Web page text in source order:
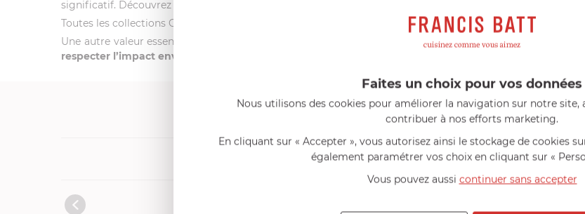
significatif. Découvrez l’
Toutes les collections Cristel offrent ergonomie, design, simplicité d’utilisation, et technicité.
Une autre valeur essentielle de la marque : l’environnement.
Depuis plus de 20 ansdéjà, la marque
respecter l’impact environnemental de chacun de ses produits de la conception à la réalisation
FRANCIS BATT RECOMMANDE
Produits conseillés Consommables complémentaires
Faites un choix pour vos données
Nous utilisons des cookies pour améliorer la navigation sur notre site,
contribuer à nos efforts marketing.
En cliquant sur « Accepter », vous autorisez ainsi le stockage de cookies
également paramétrer vos choix en cliquant sur «
Vous pouvez aussi continuer sans accepter